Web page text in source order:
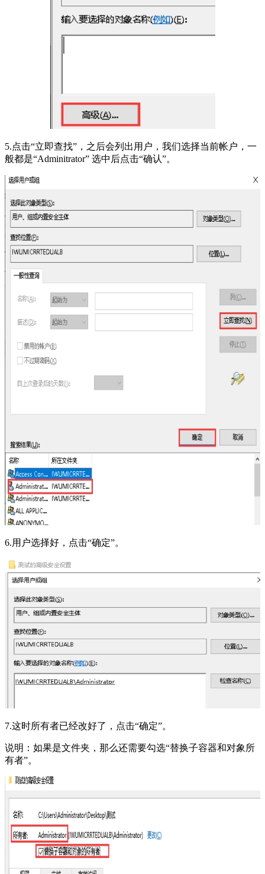
5.点击“立即查找”，之后会列出用户，我们选择当前帐户，一
般都是“Adminitrator” 选中后点击“确认”。
6.用户选择好，点击“确定”。
7.这时所有者已经改好了，点击“确定”。
说明：如果是文件夹，那么还需要勾选“替换子容器和对象所
有者”。